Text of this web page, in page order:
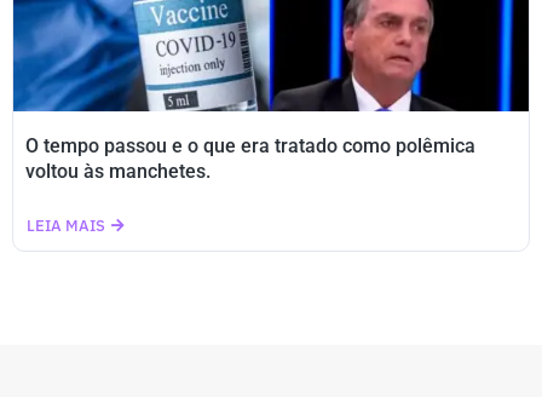
O tempo passou e o que era tratado como polêmica
voltou às manchetes.
LEIA MAIS